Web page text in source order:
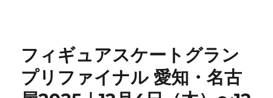
フィギュアスケートグラン
プリファイナル 愛知・名古